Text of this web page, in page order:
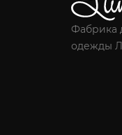
Фабрика
одежды